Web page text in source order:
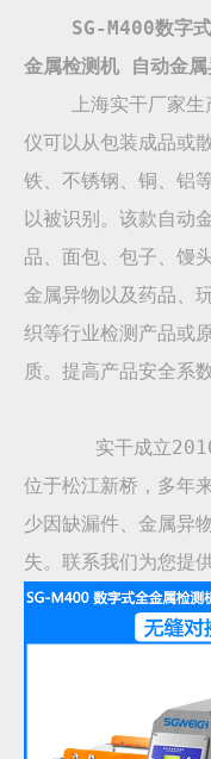
SG-M400数字
金属检测机 自动金属
上海实干厂家生产
仪可以从包装成品或
铁、不锈钢、铜、铝
以被识别。该款自动
品、面包、包子、馒
金属异物以及药品、
织等行业检测产品或
质。提高产品安全系
实干成立2010年
位于松江新桥，多年
少因缺漏件、金属异
失。联系我们为您提